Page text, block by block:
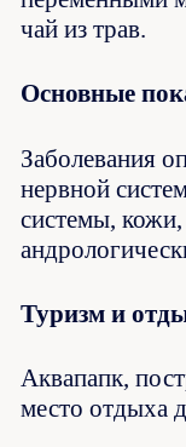
чай из трав.
Основные
Заболевания
нервной
системы, кожи,
Туризм и
Аквапапк,
место отдыха